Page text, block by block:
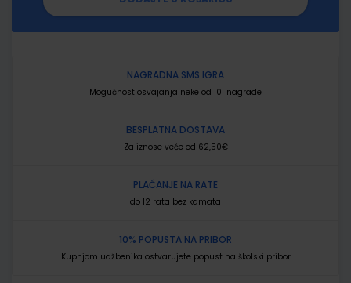
NAGRADNA SMS IGRA
Mogućnost osvajanja neke od 101 nagrade
BESPLATNA DOSTAVA
Za iznose veće od 62,50€
PLAĆANJE NA RATE
do 12 rata bez kamata
10% POPUSTA NA PRIBOR
Kupnjom udžbenika ostvarujete popust na školski pribor